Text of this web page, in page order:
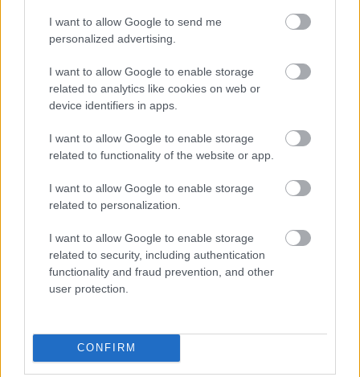
I want to allow Google to send me
personalized advertising.
I want to allow Google to enable storage
related to analytics like cookies on web or
device identifiers in apps.
I want to allow Google to enable storage
related to functionality of the website or app.
I want to allow Google to enable storage
related to personalization.
I want to allow Google to enable storage
related to security, including authentication
functionality and fraud prevention, and other
user protection.
CONFIRM
mérkőzésekre.
Itt állíthatod be, hogy a Csakfoci az elsők
között legyen a Google-találatokban
Tetszett a cikk? Megosztanád?
Link másolása Email küldés
#BAJNOKOK
#BL #BL-SELEJTEZŐ
#PETER STÖGER
#SLAVIA PRAHA
Autópiac